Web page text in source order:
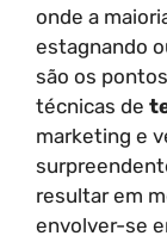
onde a
estagnando
são os
técnicas de
marketing e
resultar em
envolver-se